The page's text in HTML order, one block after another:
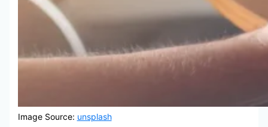
Image Source: unsplash